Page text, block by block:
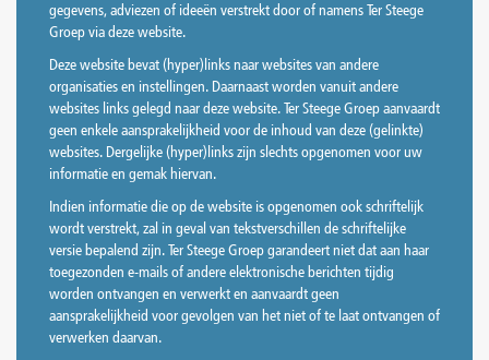
gegevens, adviezen of ideeën verstrekt door of namens Ter Steege
Groep via deze website.
Deze website bevat (hyper)links naar websites van andere
organisaties en instellingen. Daarnaast worden vanuit andere
websites links gelegd naar deze website. Ter Steege Groep aanvaardt
geen enkele aansprakelijkheid voor de inhoud van deze (gelinkte)
websites. Dergelijke (hyper)links zijn slechts opgenomen voor uw
informatie en gemak hiervan.
Indien informatie die op de website is opgenomen ook schriftelijk
wordt verstrekt, zal in geval van tekstverschillen de schriftelijke
versie bepalend zijn. Ter Steege Groep garandeert niet dat aan haar
toegezonden e-mails of andere elektronische berichten tijdig
worden ontvangen en verwerkt en aanvaardt geen
aansprakelijkheid voor gevolgen van het niet of te laat ontvangen of
verwerken daarvan.